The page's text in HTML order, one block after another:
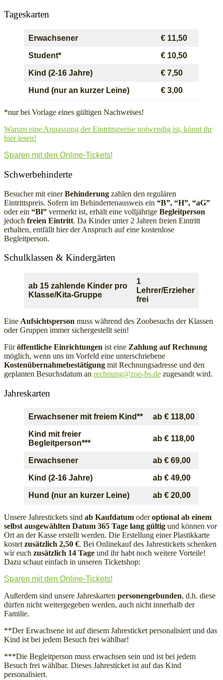
Tageskarten
Erwachsener € 11,50
Student* € 10,50
Kind (2-16 Jahre) € 7,50
Hund (nur an kurzer Leine) € 3,00
*nur bei Vorlage eines gültigen Nachweises!
Warum eine Anpassung der Eintrittspreise notwendig ist, könnt ihr
hier lesen!
Sparen mit den Online-Tickets!
Schwerbehinderte
Besucher mit einerBehinderung zahlen den regulären
Eintrittspreis. Sofern im Behindertenausweis ein “B”, “H”, “aG”
oder ein “Bl” vermerkt ist, erhält eine volljährige Begleitperson
jedoch freien Eintritt. Da Kinder unter 2 Jahren freien Eintritt
erhalten, entfällt hier der Anspruch auf eine kostenlose
Begleitperson.
Schulklassen & Kindergärten
ab 15 zahlende Kinder pro
Klasse/Kita-Gruppe
1
Lehrer/Erzieher
frei
Eine Aufsichtsperson muss während des Zoobesuchs der Klassen
oder Gruppen immer sichergestellt sein!
Füröffentliche Einrichtungen ist eine Zahlung auf Rechnung
möglich, wenn uns im Vorfeld eine unterschriebene
Kostenübernahmebestätigung mit Rechnungsadresse und den
geplanten Besuchsdatum an rechnung@zoo-bs.de zugesandt wird.
Jahreskarten
Erwachsener mit freiem Kind** ab € 118,00
Kind mit freier
Begleitperson***
ab € 118,00
Erwachsener ab € 69,00
Kind (2-16 Jahre) ab € 49,00
Hund (nur an kurzer Leine) ab € 20,00
Unsere Jahrestickets sind ab Kaufdatum oderoptional ab einem
selbst ausgewählten Datum 365 Tage lang gültig und können vor
Ort an der Kasse erstellt werden. Die Erstellung einer Plastikkarte
kostet zusätzlich 2,50 €. Bei Onlinekauf des Jahrestickets schenken
wir euch zusätzlich 14 Tage und ihr habt noch weitere Vorteile!
Dazu schaut einfach in unseren Ticketshop:
Sparen mit den Online-Tickets!
Außerdem sind unsere Jahreskarten personengebunden, d.h. diese
dürfen nicht weitergegeben werden, auch nicht innerhalb der
Familie.
**Der Erwachsene ist auf diesem Jahresticket personalisiert und das
Kind ist bei jedem Besuch frei wählbar!
***Die Begleitperson muss erwachsen sein und ist bei jedem
Besuch frei wählbar. Dieses Jahresticket ist auf das Kind
personalisiert.
Widerrufsformular
Widerruf bestätigen